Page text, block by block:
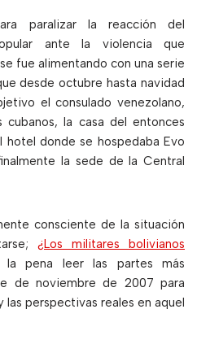
paralizar la reacción del
ante la violencia que
fue alimentando con una serie
desde octubre hasta navidad
el consulado venezolano,
la casa del entonces
hotel donde se hospedaba Evo
la sede de la Central
consciente de la situación
¿Los militares bolivianos
la pena leer las partes más
de noviembre de 2007 para
las perspectivas reales en aquel